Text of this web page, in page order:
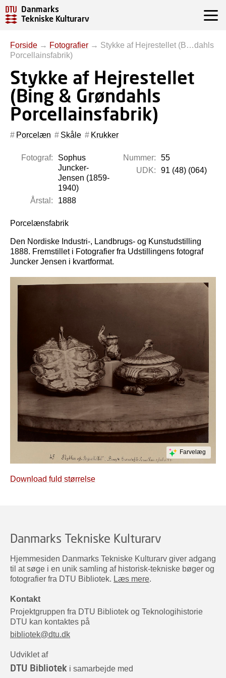
Danmarks
Tekniske Kulturarv
Forside → Fotografier → Stykke af Hejrestellet (B…dahls
Porcellainsfabrik)
Stykke af Hejrestellet
(Bing & Grøndahls
Porcellainsfabrik)
Porcelæn Skåle Krukker
Fotograf:
Sophus
Juncker-
Jensen (1859-
1940)
Årstal:
1888
Nummer:
55
UDK:
91 (48) (064)
Porcelænsfabrik
Den Nordiske Industri-, Landbrugs- og Kunstudstilling
1888. Fremstillet i Fotografier fra Udstillingens fotograf
Juncker Jensen i kvartformat.
Farvelæg
Download fuld størrelse
Danmarks Tekniske Kulturarv
Hjemmesiden Danmarks Tekniske Kulturarv giver adgang
til at søge i en unik samling af historisk-tekniske bøger og
fotografier fra DTU Bibliotek. Læs mere.
Kontakt
Projektgruppen fra DTU Bibliotek og Teknologihistorie
DTU kan kontaktes på
bibliotek@dtu.dk
Udviklet af
DTU Bibliotek i samarbejde med